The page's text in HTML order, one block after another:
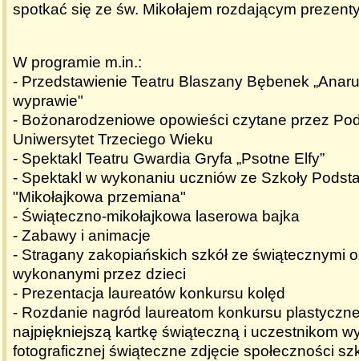
spotkać się ze św. Mikołajem rozdającym
W programie m.in.:
- Przedstawienie Teatru Blaszany Bębenek
wyprawie"
- Bożonarodzeniowe opowieści czytane przez
Uniwersytet Trzeciego Wieku
- Spektakl Teatru Gwardia Gryfa „Psotne Elfy”
- Spektakl w wykonaniu uczniów ze Szkoły
"Mikołajkowa przemiana"
- Świąteczno-mikołajkowa laserowa bajka
- Zabawy i animacje
- Stragany zakopiańskich szkół ze świątecznymi
wykonanymi przez dzieci
- Prezentacja laureatów konkursu kolęd
- Rozdanie nagród laureatom konkursu
najpiękniejszą kartkę świąteczną i uczestnikom
fotograficznej świąteczne zdjęcie społeczności